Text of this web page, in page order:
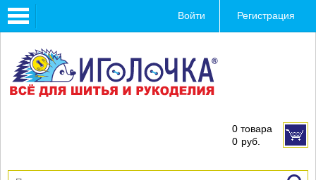
Toggle
navigation
Войти Регистрация
0 товара
0 руб.